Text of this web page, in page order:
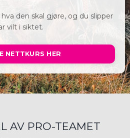
den skal gjøre, og du slipper
vilt i siktet.
NETTKURS HER
AV PRO-TEAMET